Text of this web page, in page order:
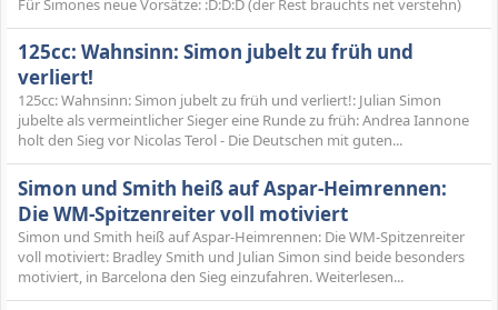
Für Simones neue Vorsätze: :D:D:D (der Rest brauchts net verstehn)
125cc: Wahnsinn: Simon jubelt zu früh und
verliert!
125cc: Wahnsinn: Simon jubelt zu früh und verliert!: Julian Simon
jubelte als vermeintlicher Sieger eine Runde zu früh: Andrea Iannone
holt den Sieg vor Nicolas Terol - Die Deutschen mit guten...
Simon und Smith heiß auf Aspar-Heimrennen:
Die WM-Spitzenreiter voll motiviert
Simon und Smith heiß auf Aspar-Heimrennen: Die WM-Spitzenreiter
voll motiviert: Bradley Smith und Julian Simon sind beide besonders
motiviert, in Barcelona den Sieg einzufahren. Weiterlesen...